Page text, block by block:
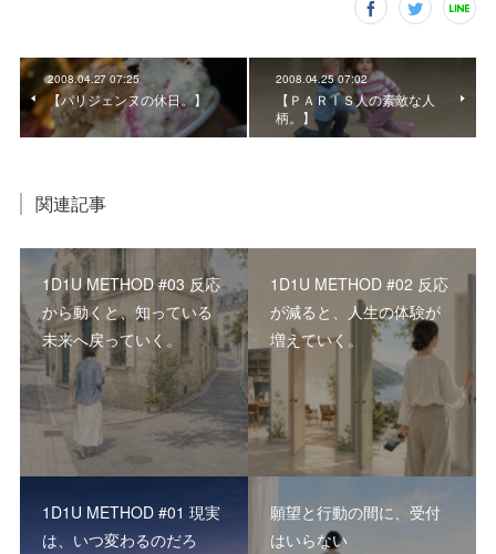
2008.04.27 07:25
【パリジェンヌの休日。】
2008.04.25 07:02
【ＰＡＲＩＳ人の素敵な人
柄。】
関連記事
1D1U METHOD #03 反応
から動くと、知っている
未来へ戻っていく。
1D1U METHOD #02 反応
が減ると、人生の体験が
増えていく。
1D1U METHOD #01 現実
は、いつ変わるのだろ
願望と行動の間に、受付
はいらない